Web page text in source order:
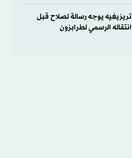
تريزيغيه يوجه رسالة لصلاح قبل
انتقاله الرسمي لطرابزون